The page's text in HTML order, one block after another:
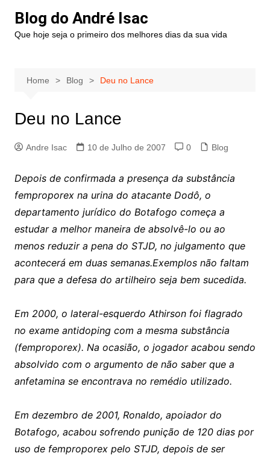
Blog do André Isac
Que hoje seja o primeiro dos melhores dias da sua vida
Home Blog Deu no Lance
Deu no Lance
Andre Isac 10 de Julho de 2007 0 Blog
Depois de confirmada a presença da substância
femproporex na urina do atacante Dodô, o
departamento jurídico do Botafogo começa a
estudar a melhor maneira de absolvê-lo ou ao
menos reduzir a pena do STJD, no julgamento que
acontecerá em duas semanas.Exemplos não faltam
para que a defesa do artilheiro seja bem sucedida.
Em 2000, o lateral-esquerdo Athirson foi flagrado
no exame antidoping com a mesma substância
(femproporex). Na ocasião, o jogador acabou sendo
absolvido com o argumento de não saber que a
anfetamina se encontrava no remédio utilizado.
Em dezembro de 2001, Ronaldo, apoiador do
Botafogo, acabou sofrendo punição de 120 dias por
uso de femproporex pelo STJD, depois de ser